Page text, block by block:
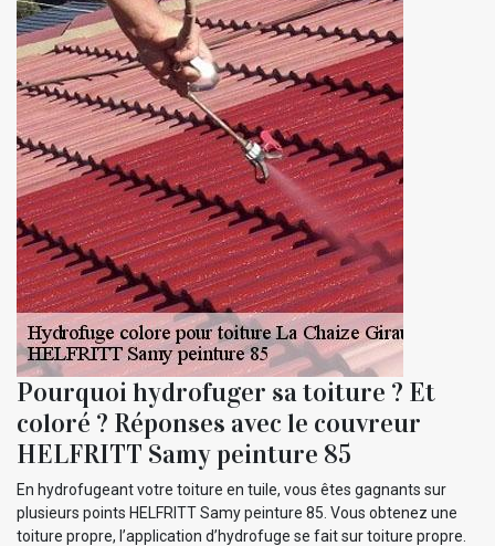
Pourquoi hydrofuger sa toiture ? Et
coloré ? Réponses avec le couvreur
HELFRITT Samy peinture 85
En hydrofugeant votre toiture en tuile, vous êtes gagnants sur
plusieurs points HELFRITT Samy peinture 85. Vous obtenez une
toiture propre, l’application d’hydrofuge se fait sur toiture propre.